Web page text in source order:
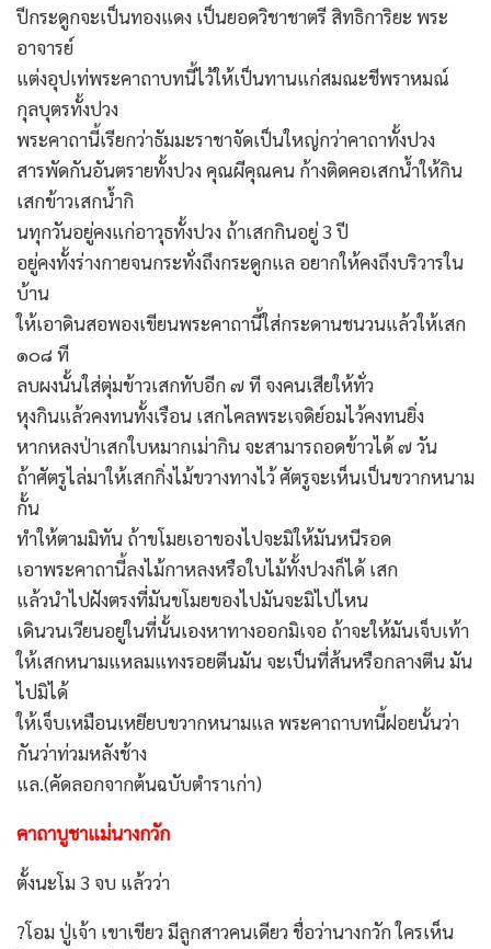
ปีกระดูกจะเป็นทองแดง เป็นยอดวิชาชาตรี สิทธิการิยะ พระ
อาจารย์
แต่งอุปเท่พระคาถาบทนี้ไว้ให้เป็นทานแก่สมณะชีพราหมณ์
กุลบุตรทั้งปวง
พระคาถานี้เรียกว่าธัมมะราชาจัดเป็นใหญ่กว่าคาถาทั้งปวง
สารพัดกันอันตรายทั้งปวง คุณผีคุณคน ก้างติดคอเสกน้ำให้กิน
เสกข้าวเสกน้ำกิ
นทุกวันอยู่คงแก่อาวุธทั้งปวง ถ้าเสกกินอยู่ 3 ปี
อยู่คงทั้งร่างกายจนกระทั่งถึงกระดูกแล อยากให้คงถึงบริวารใน
บ้าน
ให้เอาดินสอพองเขียนพระคาถานี้ใส่กระดานชนวนแล้วให้เสก
๑๐๘ ที
ลบผงนั้นใส่ตุ่มข้าวเสกทับอีก ๗ ที จงคนเสียให้ทั่ว
หุงกินแล้วคงทนทั้งเรือน เสกไคลพระเจดิย์อมไว้คงทนยิ่ง
หากหลงป่าเสกใบหมากเม่ากิน จะสามารถอดข้าวได้ ๗ วัน
ถ้าศัตรูไล่มาให้เสกกิ่งไม้ขวางทางไว้ ศัตรูจะเห็นเป็นขวากหนาม
กั้น
ทำให้ตามมิทัน ถ้าขโมยเอาของไปจะมิให้มันหนีรอด
เอาพระคาถานี้ลงไม้กาหลงหรือใบไม้ทั้งปวงก็ได้ เสก
แล้วนำไปฝังตรงที่มันขโมยของไปมันจะมิไปไหน
เดินวนเวียนอยู่ในที่นั้นเองหาทางออกมิเจอ ถ้าจะให้มันเจ็บเท้า
ให้เสกหนามแหลมแทงรอยตีนมัน จะเป็นที่ส้นหรือกลางตีน มัน
ไปมิได้
ให้เจ็บเหมือนเหยียบขวากหนามแล พระคาถาบทนี้ฝอยนั้นว่า
กันว่าท่วมหลังช้าง
แล.(คัดลอกจากต้นฉบับตำราเก่า)
คาถาบูชาแม่นางกวัก
ตั้งนะโม 3 จบ แล้วว่า
?โอม ปู่เจ้า เขาเขียว มีลูกสาวคนเดียว ชื่อว่านางกวัก ใครเห็น